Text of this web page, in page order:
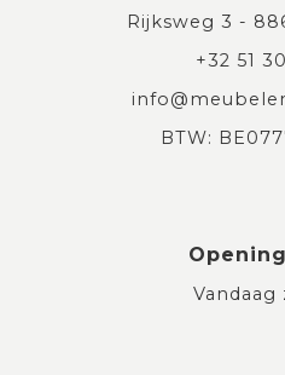
Rijksweg 3 -
+32 51
BTW:
Vandaag